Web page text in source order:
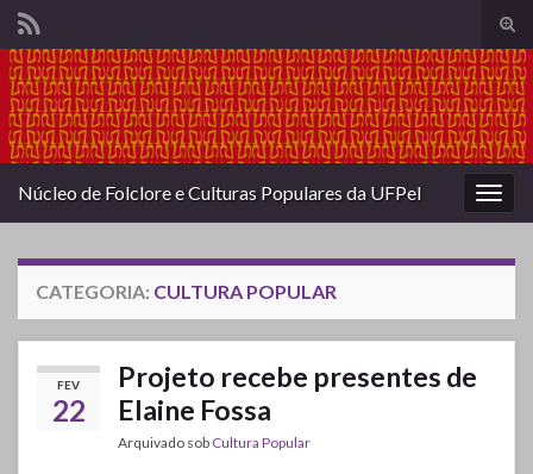
de
Search for:
Núcleo de Folclore e Culturas Populares da UFPel
CATEGORIA: CULTURA POPULAR
FEV
22
Projeto recebe presentes de
Elaine Fossa
Arquivado sob Cultura Popular